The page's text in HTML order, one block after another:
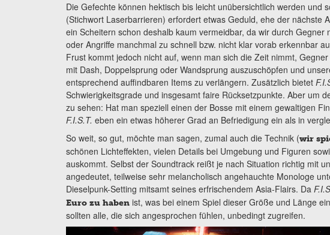
Die Gefechte können hektisch bis leicht unübersichtlich werden und
(Stichwort Laserbarrieren) erfordert etwas Geduld, ehe der nächste
ein Scheitern schon deshalb kaum vermeidbar, da wir durch Gegner
oder Angriffe manchmal zu schnell bzw. nicht klar vorab erkennbar
Frust kommt jedoch nicht auf, wenn man sich die Zeit nimmt,
mit Dash, Doppelsprung oder Wandsprung auszuschöpfen und
entsprechend auffindbaren Items zu verlängern. Zusätzlich bietet
Schwierigkeitsgrade und insgesamt faire Rücksetzpunkte. Aber um
zu sehen: Hat man speziell einen der Bosse mit einem gewaltigen
F.I.S.T. eben ein etwas höherer Grad an Befriedigung ein als in
So weit, so gut, möchte man sagen, zumal auch die Technik (wir
schönen Lichteffekten, vielen Details bei Umgebung und Figuren
auskommt. Selbst der Soundtrack reißt je nach Situation richtig mit
angedeutet, teilweise sehr melancholisch angehauchte Monologe
Dieselpunk-Setting mitsamt seines erfrischendem Asia-Flairs. Da
Euro zu habenist, was bei einem Spiel dieser Größe und Länge
sollten alle, die sich angesprochen fühlen, unbedingt zugreifen.